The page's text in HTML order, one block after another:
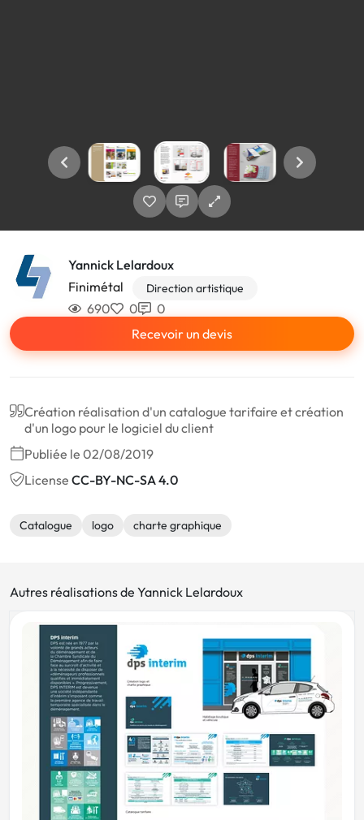
Yannick Lelardoux
Finimétal
Direction artistique
690 0
0
Recevoir un devis
Création réalisation d'un catalogue tarifaire et création
d'un logo pour le logiciel du client
Publiée le 02/08/2019
License CC-BY-NC-SA 4.0
Catalogue logo charte graphique
Autres réalisations de Yannick Lelardoux